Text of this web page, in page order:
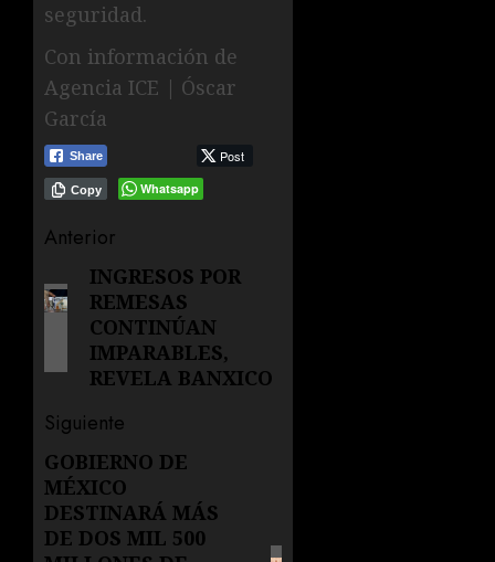
seguridad.
Con información de
Agencia ICE | Óscar
García
Share Post
Whatsapp
Copy
Navegación
de
entradas
Anterior
Entrada
anterior:
INGRESOS POR
REMESAS
CONTINÚAN
IMPARABLES,
REVELA BANXICO
Siguiente
Siguiente
entrada:
GOBIERNO DE
MÉXICO
DESTINARÁ MÁS
DE DOS MIL 500